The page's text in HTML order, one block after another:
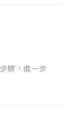
驟，進一步